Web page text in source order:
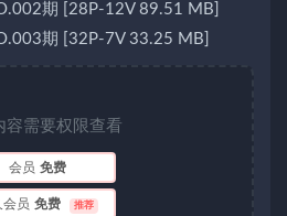
期 [28P-12V 89.51 MB]
期 [32P-7V 33.25 MB]
容需要权限查看
会员 免费
会员 免费 推荐